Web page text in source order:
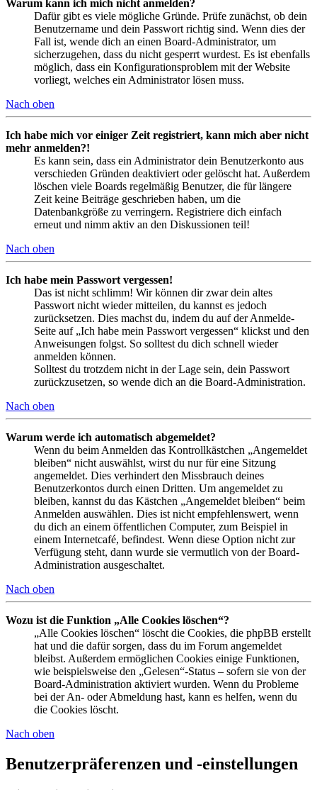
Warum kann ich mich nicht anmelden?
Dafür gibt es viele mögliche Gründe. Prüfe zunächst, ob dein
Benutzername und dein Passwort richtig sind. Wenn dies der
Fall ist, wende dich an einen Board-Administrator, um
sicherzugehen, dass du nicht gesperrt wurdest. Es ist ebenfalls
möglich, dass ein Konfigurationsproblem mit der Website
vorliegt, welches ein Administrator lösen muss.
Nach oben
Ich habe mich vor einiger Zeit registriert, kann mich aber nicht
mehr anmelden?!
Es kann sein, dass ein Administrator dein Benutzerkonto aus
verschieden Gründen deaktiviert oder gelöscht hat. Außerdem
löschen viele Boards regelmäßig Benutzer, die für längere
Zeit keine Beiträge geschrieben haben, um die
Datenbankgröße zu verringern. Registriere dich einfach
erneut und nimm aktiv an den Diskussionen teil!
Nach oben
Ich habe mein Passwort vergessen!
Das ist nicht schlimm! Wir können dir zwar dein altes
Passwort nicht wieder mitteilen, du kannst es jedoch
zurücksetzen. Dies machst du, indem du auf der Anmelde-
Seite auf „Ich habe mein Passwort vergessen“ klickst und den
Anweisungen folgst. So solltest du dich schnell wieder
anmelden können.
Solltest du trotzdem nicht in der Lage sein, dein Passwort
zurückzusetzen, so wende dich an die Board-Administration.
Nach oben
Warum werde ich automatisch abgemeldet?
Wenn du beim Anmelden das Kontrollkästchen „Angemeldet
bleiben“ nicht auswählst, wirst du nur für eine Sitzung
angemeldet. Dies verhindert den Missbrauch deines
Benutzerkontos durch einen Dritten. Um angemeldet zu
bleiben, kannst du das Kästchen „Angemeldet bleiben“ beim
Anmelden auswählen. Dies ist nicht empfehlenswert, wenn
du dich an einem öffentlichen Computer, zum Beispiel in
einem Internetcafé, befindest. Wenn diese Option nicht zur
Verfügung steht, dann wurde sie vermutlich von der Board-
Administration ausgeschaltet.
Nach oben
Wozu ist die Funktion „Alle Cookies löschen“?
„Alle Cookies löschen“ löscht die Cookies, die phpBB erstellt
hat und die dafür sorgen, dass du im Forum angemeldet
bleibst. Außerdem ermöglichen Cookies einige Funktionen,
wie beispielsweise den „Gelesen“-Status – sofern sie von der
Board-Administration aktiviert wurden. Wenn du Probleme
bei der An- oder Abmeldung hast, kann es helfen, wenn du
die Cookies löscht.
Nach oben
Benutzerpräferenzen und -einstellungen